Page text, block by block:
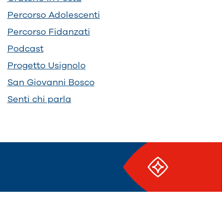
Percorso Adolescenti
Percorso Fidanzati
Podcast
Progetto Usignolo
San Giovanni Bosco
Senti chi parla